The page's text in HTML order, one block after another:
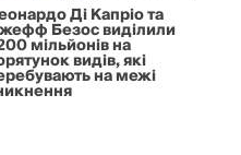
Ді Капріо та
Безос виділили
мільйонів на
видів, які
на межі